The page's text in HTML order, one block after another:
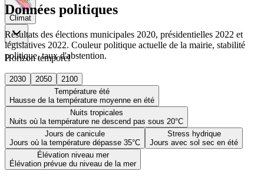
Climat
Horizon temporel
2030 2050
2100
Température été
Hausse de la température moyenne en été
Nuits tropicales
Nuits où la température ne descend pas sous 20°C
Jours de canicule
Jours où la température dépasse 35°C
Stress hydrique
Jours avec sol sec en été
Élévation niveau mer
Élévation prévue du niveau de la mer
Données politiques
Résultats des élections municipales 2020, présidentielles 2022 et
législatives 2022. Couleur politique actuelle de la mairie, stabilité
politique, taux d'abstention.